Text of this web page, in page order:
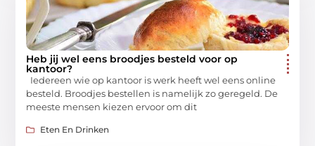
Heb jij wel eens broodjes besteld voor op
kantoor?
Iedereen wie op kantoor is werk heeft wel eens online
besteld. Broodjes bestellen is namelijk zo geregeld. De
meeste mensen kiezen ervoor om dit
Eten En Drinken